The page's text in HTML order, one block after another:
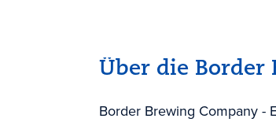
Über die Border
Border Brewing Company -